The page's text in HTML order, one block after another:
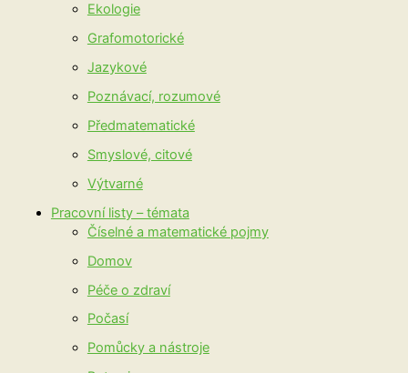
Ekologie
Grafomotorické
Jazykové
Poznávací, rozumové
Předmatematické
Smyslové, citové
Výtvarné
Pracovní listy – témata
Číselné a matematické pojmy
Domov
Péče o zdraví
Počasí
Pomůcky a nástroje